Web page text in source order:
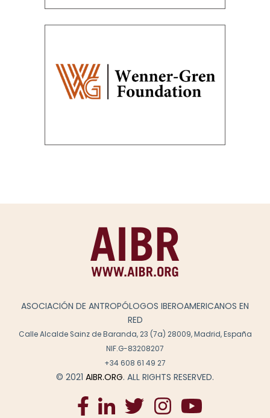
ASOCIACIÓN DE ANTROPÓLOGOS IBEROAMERICANOS EN
RED
Calle Alcalde Sainz de Baranda, 23 (7a) 28009, Madrid, España
NIF.G-83208207
+34 608 61 49 27
© 2021 AIBR.ORG. ALL RIGHTS RESERVED.